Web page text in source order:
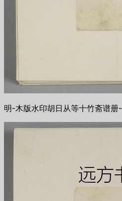
明-木版水印胡日从等十竹斋谱册-